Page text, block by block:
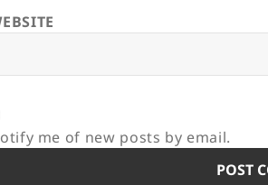
me of new posts by email.